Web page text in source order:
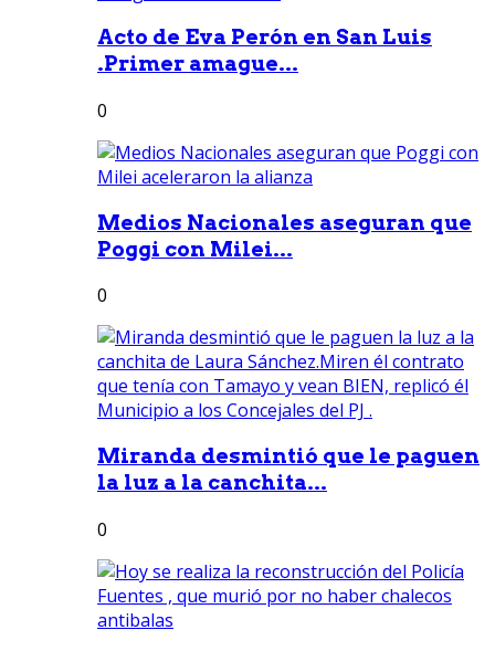
Acto de Eva Perón en San Luis
.Primer amague...
0
Medios Nacionales aseguran que
Poggi con Milei...
0
Miranda desmintió que le paguen
la luz a la canchita...
0